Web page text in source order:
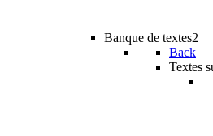
Banque de textes2
Back
Textes